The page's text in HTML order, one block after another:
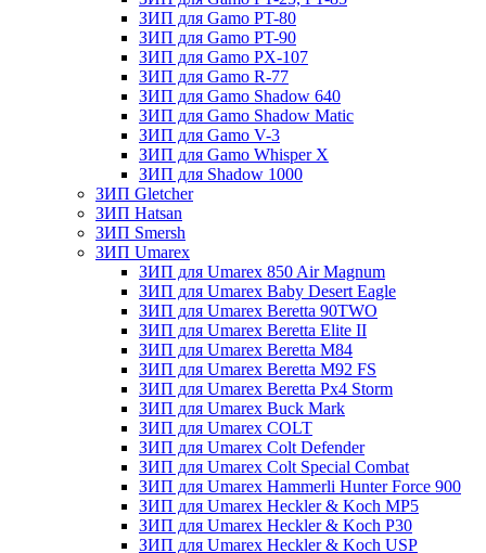
ЗИП для Gamo PT-80
ЗИП для Gamo PT-90
ЗИП для Gamo PX-107
ЗИП для Gamo R-77
ЗИП для Gamo Shadow 640
ЗИП для Gamo Shadow Matic
ЗИП для Gamo V-3
ЗИП для Gamo Whisper X
ЗИП для Shadow 1000
ЗИП Gletcher
ЗИП Hatsan
ЗИП Smersh
ЗИП Umarex
ЗИП для Umarex 850 Air Magnum
ЗИП для Umarex Baby Desert Eagle
ЗИП для Umarex Beretta 90TWO
ЗИП для Umarex Beretta Elite II
ЗИП для Umarex Beretta M84
ЗИП для Umarex Beretta M92 FS
ЗИП для Umarex Beretta Px4 Storm
ЗИП для Umarex Buck Mark
ЗИП для Umarex COLT
ЗИП для Umarex Colt Defender
ЗИП для Umarex Colt Special Combat
ЗИП для Umarex Hammerli Hunter Force 900
ЗИП для Umarex Heckler & Koch MP5
ЗИП для Umarex Heckler & Koch P30
ЗИП для Umarex Heckler & Koch USP